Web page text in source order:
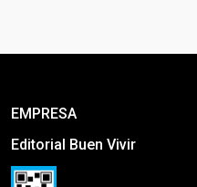
EMPRESA
Editorial Buen Vivir